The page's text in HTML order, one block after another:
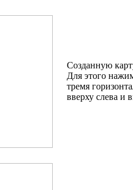
Созданную
Для этого
тремя
вверху слева и